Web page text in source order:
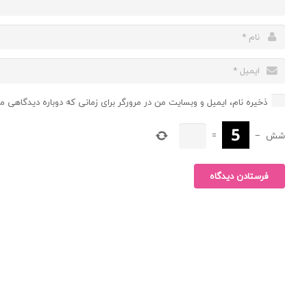
ذخیره نام، ایمیل و وبسایت من در مرورگر برای زمانی که دوباره
شش −
=
فرستادن دیدگاه